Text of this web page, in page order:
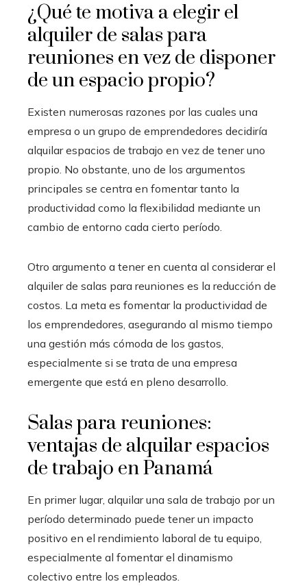
¿Qué te motiva a elegir el
alquiler de salas para
reuniones en vez de disponer
de un espacio propio?
Existen numerosas razones por las cuales una
empresa o un grupo de emprendedores decidiría
alquilar espacios de trabajo en vez de tener uno
propio. No obstante, uno de los argumentos
principales se centra en fomentar tanto la
productividad como la flexibilidad mediante un
cambio de entorno cada cierto período.
Otro argumento a tener en cuenta al considerar el
alquiler de salas para reuniones es la reducción de
costos. La meta es fomentar la productividad de
los emprendedores, asegurando al mismo tiempo
una gestión más cómoda de los gastos,
especialmente si se trata de una empresa
emergente que está en pleno desarrollo.
Salas para reuniones:
ventajas de alquilar espacios
de trabajo en Panamá
En primer lugar, alquilar una sala de trabajo por un
período determinado puede tener un impacto
positivo en el rendimiento laboral de tu equipo,
especialmente al fomentar el dinamismo
colectivo entre los empleados.